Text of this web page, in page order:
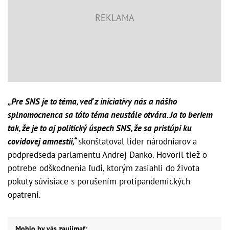
„Pre SNS je to téma, veď z iniciatívy nás a nášho
splnomocnenca sa táto téma neustále otvára. Ja to beriem
tak, že je to aj politický úspech SNS, že sa pristúpi ku
covidovej amnestii,“skonštatoval líder národniarov a
podpredseda parlamentu Andrej Danko. Hovoril tiež o
potrebe odškodnenia ľudí, ktorým zasiahli do života
pokuty súvisiace s porušením protipandemických
opatrení.